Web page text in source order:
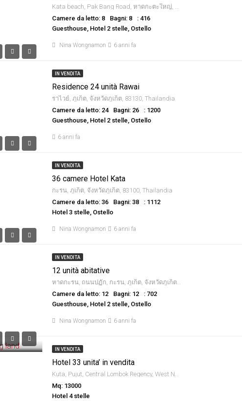
Camere da letto: 8
Bagni: 8
: 416
Guesthouse, Hotel 2 stelle, Ostello
Nina Wongnamon 6 anni fa
IN VENDITA
Residence 24 unità Rawai
ราไวย์, ภูเก็ต, จังหวัดภูเก็ต, 83130, Thailandia
Camere da letto: 24
Bagni: 26
: 1200
Guesthouse, Hotel 2 stelle, Ostello
6 anni fa
IN VENDITA
36 camere Hotel Kata
กะรน, ภูเก็ต, จังหวัดภูเก็ต, 83100, Thailandia
Camere da letto: 36
Bagni: 38
: 1112
Hotel 3 stelle, Ostello
Nina Wongnamon 6 anni fa
IN VENDITA
12 unità abitative
Camere da letto: 12
Bagni: 12
: 702
Guesthouse, Hotel 2 stelle, Ostello
Nina Wongnamon 6 anni fa
IN VENDITA
Hotel 33 unita’ in vendita
Mq: 13000
Hotel 4 stelle